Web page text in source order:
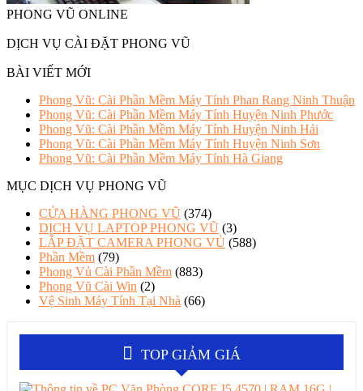
PHONG VŨ ONLINE
DỊCH VỤ CÀI ĐẶT PHONG VŨ
BÀI VIẾT MỚI
Phong Vũ: Cài Phần Mềm Máy Tính Phan Rang Ninh Thuận
Phong Vũ: Cài Phần Mềm Máy Tính Huyện Ninh Phước
Phong Vũ: Cài Phần Mềm Máy Tính Huyện Ninh Hải
Phong Vũ: Cài Phần Mềm Máy Tính Huyện Ninh Sơn
Phong Vũ: Cài Phần Mềm Máy Tính Hà Giang
MỤC DỊCH VỤ PHONG VŨ
CỬA HÀNG PHONG VŨ (374)
DỊCH VỤ LAPTOP PHONG VŨ (3)
LẮP ĐẶT CAMERA PHONG VỦ (588)
Phần Mềm (79)
Phong Vủ Cài Phần Mềm (883)
Phong Vũ Cài Win (2)
Vệ Sinh Máy Tính Tại Nhà (66)
TOP GIẢM GIÁ